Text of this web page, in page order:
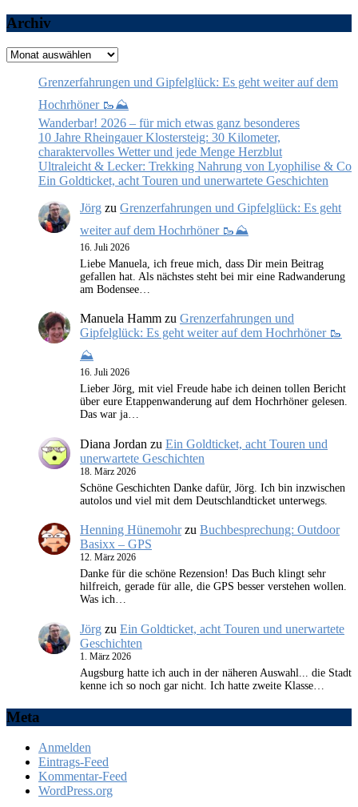
Archiv
Archiv
Grenzerfahrungen und Gipfelglück: Es geht weiter auf dem
Hochrhöner 🥾⛰️
Wanderbar! 2026 – für mich etwas ganz besonderes
10 Jahre Rheingauer Klostersteig: 30 Kilometer,
charaktervolles Wetter und jede Menge Herzblut
Ultraleicht & Lecker: Trekking Nahrung von Lyophilise & Co
Ein Goldticket, acht Touren und unerwartete Geschichten
Jörg zu Grenzerfahrungen und Gipfelglück: Es geht
weiter auf dem Hochrhöner 🥾⛰️
16. Juli 2026
Liebe Manuela, ich freue mich, dass Dir mein Beitrag
gefallen hat. Als nächstes steht bei mir eine Radwanderung
am Bodensee…
Manuela Hamm zu Grenzerfahrungen und
Gipfelglück: Es geht weiter auf dem Hochrhöner 🥾
⛰️
16. Juli 2026
Lieber Jörg, mit viel Freude habe ich deinen tollen Bericht
über eure Etappenwanderung auf dem Hochrhöner gelesen.
Das war ja…
Diana Jordan zu Ein Goldticket, acht Touren und
unerwartete Geschichten
18. März 2026
Schöne Geschichten Danke dafür, Jörg. Ich bin inzwischen
autolos und viel mit dem Deutschlandticket unterwegs.
Henning Hünemohrzu Buchbesprechung: Outdoor
Basixx – GPS
12. März 2026
Danke für die schöne Rezension! Das Buch klingt sehr
hilfreich, gerade für alle, die GPS besser verstehen wollen.
Was ich…
Jörg zu Ein Goldticket, acht Touren und unerwartete
Geschichten
1. März 2026
Augsburg hatte ich auch in der näheren Auswahl... die Stadt
kenne ich so noch gar nicht. Ich hatte zweite Klasse…
Meta
Anmelden
Eintrags-Feed
Kommentar-Feed
WordPress.org